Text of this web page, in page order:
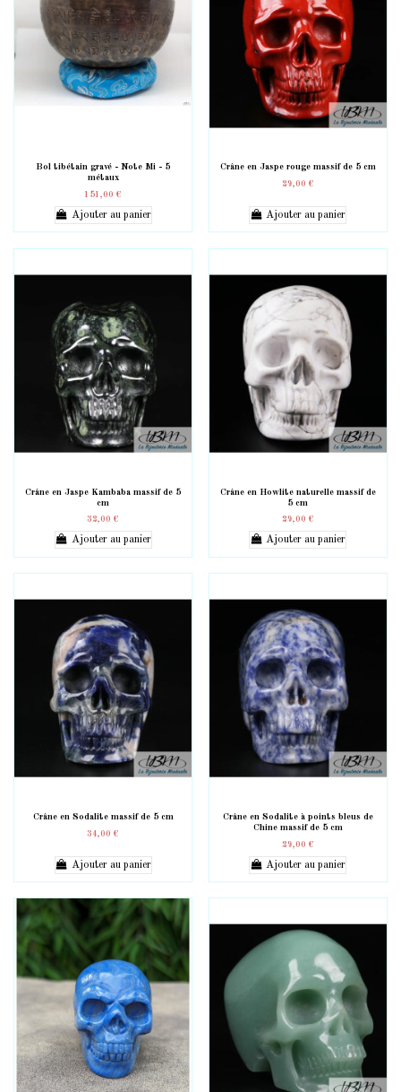
Bol tibétain gravé - Note Mi - 5
métaux
151,00 €
Ajouter au panier
Crâne en Jaspe rouge massif de 5 cm
29,00 €
Ajouter au panier
Crâne en Jaspe Kambaba massif de 5
cm
32,00 €
Ajouter au panier
Crâne en Howlite naturelle massif de
5 cm
29,00 €
Ajouter au panier
Crâne en Sodalite massif de 5 cm
34,00 €
Ajouter au panier
Crâne en Sodalite à points bleus de
Chine massif de 5 cm
29,00 €
Ajouter au panier